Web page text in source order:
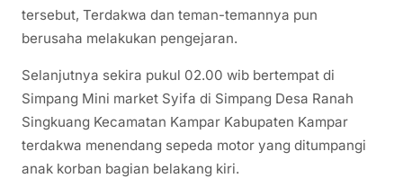
tersebut, Terdakwa dan teman-temannya pun
berusaha melakukan pengejaran.
Selanjutnya sekira pukul 02.00 wib bertempat di
Simpang Mini market Syifa di Simpang Desa Ranah
Singkuang Kecamatan Kampar Kabupaten Kampar
terdakwa menendang sepeda motor yang ditumpangi
anak korban bagian belakang kiri.